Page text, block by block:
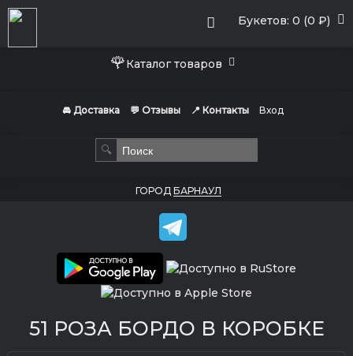
Букетов: 0 (0 ₽)
🌹Каталог товаров
🚘 Доставка 💬 Отзывы 📍 Контакты Вход
🔍
ГОРОД БАРНАУЛ
51 РОЗА БОРДО В КОРОБКЕ